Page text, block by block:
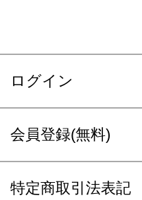
ログイン
会員登録(無料)
特定商取引法表記